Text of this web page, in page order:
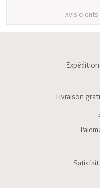
Avis clients
Livraison